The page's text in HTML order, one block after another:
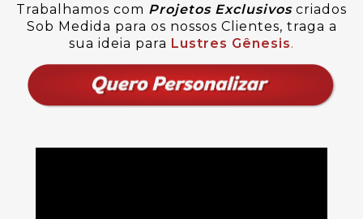
Trabalhamos com Projetos Exclusivoscriados
Sob Medida para os nossos Clientes, traga a
sua ideia para Lustres Gênesis.